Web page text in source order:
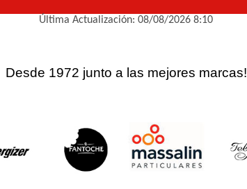
Última Actualización: 08/08/2026 8:10
Desde 1972 junto a las mejores marcas!